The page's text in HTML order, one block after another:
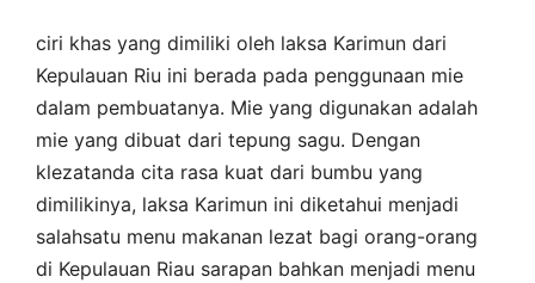
ciri khas yang dimiliki oleh laksa Karimun dari
Kepulauan Riu ini berada pada penggunaan mie
dalam pembuatanya. Mie yang digunakan adalah
mie yang dibuat dari tepung sagu. Dengan
klezatanda cita rasa kuat dari bumbu yang
dimilikinya, laksa Karimun ini diketahui menjadi
salahsatu menu makanan lezat bagi orang-orang
di Kepulauan Riau sarapan bahkan menjadi menu